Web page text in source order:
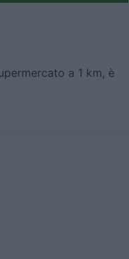
a 1 km, è